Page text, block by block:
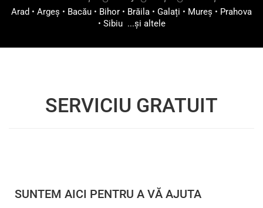
Arad • Argeș • Bacău • Bihor • Brăila • Galați • Mureș • Prahova
• Sibiu ...și altele
SERVICIU GRATUIT
SUNTEM AICI PENTRU A VĂ AJUTA